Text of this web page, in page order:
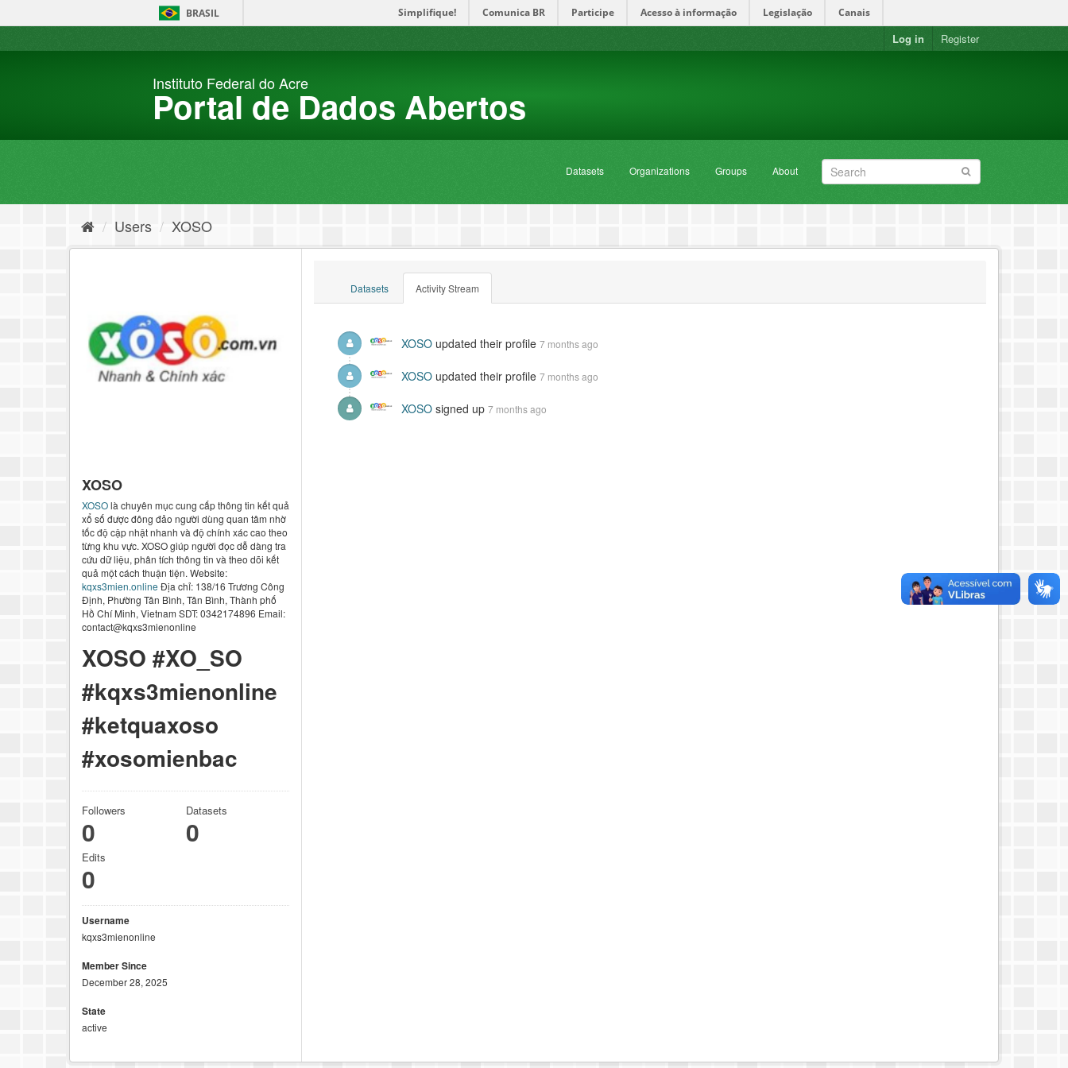
BRASIL Simplifique! Comunica BR Participe Acesso à informação Legislação Canais
Log in Register
Instituto Federal do Acre
Portal de Dados Abertos
Datasets Organizations Groups About
Users XOSO
XOSO
XOSOlà chuyên mục cung cấp thông tin kết quả
xổ số được đông đảo người dùng quan tâm nhờ
tốc độ cập nhật nhanh và độ chính xác cao theo
từng khu vực. XOSO giúp người đọc dễ dàng tra
cứu dữ liệu, phân tích thông tin và theo dõi kết
quả một cách thuận tiện. Website:
kqxs3mien.online Địa chỉ: 138/16 Trương Công
Định, Phường Tân Bình, Tân Bình, Thành phố
Hồ Chí Minh, Vietnam SDT: 0342174896 Email:
contact@kqxs3mienonline
XOSO #XO_SO
#kqxs3mienonline
#ketquaxoso
#xosomienbac
Followers
0
Datasets
0
Edits
0
Username
kqxs3mienonline
Member Since
December 28, 2025
State
active
Datasets Activity Stream
XOSO updated their profile 7 months ago
XOSO updated their profile 7 months ago
XOSO signed up 7 months ago